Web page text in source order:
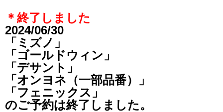
＊終了しました
2024/06/30
「ミズノ」
「ゴールドウィン」
「デサント」
「オンヨネ（一部品番）」
「フェニックス」
のご予約は終了しました。